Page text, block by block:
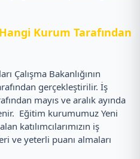
Kurum Tarafından
Çalışma Bakanlığının
gerçekleştirilir. İş
mayıs ve aralık ayında
Eğitim kurumumuz Yeni
katılımcılarımızın iş
ve yeterli puanı almaları